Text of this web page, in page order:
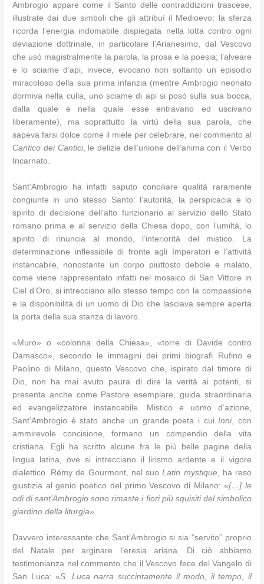
Ambrogio appare come il Santo delle contraddizioni trascese,
illustrate dai due simboli che gli attribuì il Medioevo: la sferza
ricorda l’energia indomabile dispiegata nella lotta contro ogni
deviazione dottrinale, in particolare l’Arianesimo, dal Vescovo
che usò magistralmente la parola, la prosa e la poesia; l’alveare
e lo sciame d’api, invece, evocano non soltanto un episodio
miracoloso della sua prima infanzia (mentre Ambrogio neonato
dormiva nella culla, uno sciame di api si posò sulla sua bocca,
dalla quale e nella quale esse entravano ed uscivano
liberamente), ma soprattutto la virtù della sua parola, che
sapeva farsi dolce come il miele per celebrare, nel commento al
Cantico dei Cantici, le delizie dell’unione dell’anima con il Verbo
Incarnato.
Sant’Ambrogio ha infatti saputo conciliare qualità raramente
congiunte in uno stesso Santo: l’autorità, la perspicacia e lo
spirito di decisione dell’alto funzionario al servizio dello Stato
romano prima e al servizio della Chiesa dopo, con l’umiltà, lo
spirito di rinuncia al mondo, l’interiorità del mistico. La
determinazione inflessibile di fronte agli Imperatori e l’attività
instancabile, nonostante un corpo piuttosto debole e malato,
come viene rappresentato infatti nel mosaico di San Vittore in
Ciel d’Oro, si intrecciano allo stesso tempo con la compassione
e la disponibilità di un uomo di Dio che lasciava sempre aperta
la porta della sua stanza di lavoro.
«Muro» o «colonna della Chiesa», «torre di Davide contro
Damasco», secondo le immagini dei primi biografi Rufino e
Paolino di Milano, questo Vescovo che, ispirato dal timore di
Dio, non ha mai avuto paura di dire la verità ai potenti, si
presenta anche come Pastore esemplare, guida straordinaria
ed evangelizzatore instancabile. Mistico e uomo d’azione,
Sant’Ambrogio è stato anche un grande poeta i cuiInni, con
ammirevole concisione, formano un compendio della vita
cristiana. Egli ha scritto alcune fra le più belle pagine della
lingua latina, ove si intrecciano il lirismo ardente e il vigore
dialettico. Rémy de Gourmont, nel suoLatin mystique, ha reso
giustizia al genio poetico del primo Vescovo di Milano: «[…] le
odi di sant’Ambrogio sono rimaste i fiori più squisiti del simbolico
giardino della liturgia».
Davvero interessante che Sant’Ambrogio si sia “servito” proprio
del Natale per arginare l’eresia ariana. Di ciò abbiamo
testimonianza nel commento che il Vescovo fece del Vangelo di
San Luca: «S. Luca narra succintamente il modo, il tempo, il